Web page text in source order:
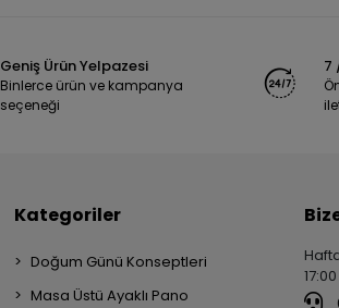
Geniş Ürün Yelpazesi
Binlerce ürün ve kampanya
seçeneği
7
Kategoriler
Doğum Günü Konseptleri
Masa Üstü Ayaklı Pano